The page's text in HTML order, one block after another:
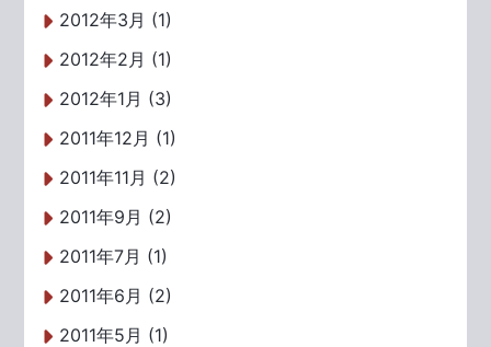
2012年3月 (1)
2012年2月 (1)
2012年1月 (3)
2011年12月 (1)
2011年11月 (2)
2011年9月 (2)
2011年7月 (1)
2011年6月 (2)
2011年5月 (1)